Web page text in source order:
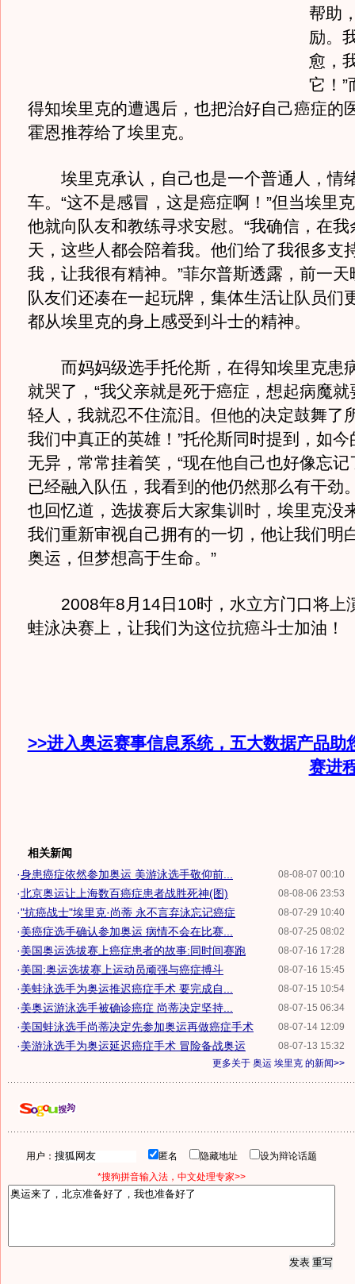
帮助
励。
愈，
它！”
得知埃里克的遭遇后，也把治好自己癌症的
霍恩推荐给了埃里克。
埃里克承认，自己也是一个普通人，情
车。“这不是感冒，这是癌症啊！”但当埃里
他就向队友和教练寻求安慰。“我确信，在我
天，这些人都会陪着我。他们给了我很多支
我，让我很有精神。”菲尔普斯透露，前一
队友们还凑在一起玩牌，集体生活让队员们
都从埃里克的身上感受到斗士的精神。
而妈妈级选手托伦斯，在得知埃里克患
就哭了，“我父亲就是死于癌症，想起病魔
轻人，我就忍不住流泪。但他的决定鼓舞了
我们中真正的英雄！”托伦斯同时提到，如
无异，常常挂着笑，“现在他自己也好像忘
已经融入队伍，我看到的他仍然那么有干劲
也回忆道，选拔赛后大家集训时，埃里克没
我们重新审视自己拥有的一切，他让我们明
奥运，但梦想高于生命。”
2008年8月14日10时，水立方门口将上
蛙泳决赛上，让我们为这位抗癌斗士加油！
>>进入奥运赛事信息系统，五大数据产品助
赛进
相关新闻
08-08-07 00:10
·身患癌症依然参加奥运 美游泳选手敬仰前...
08-08-06 23:53
·北京奥运让上海数百癌症患者战胜死神(图)
08-07-29 10:40
·"抗癌战士"埃里克·尚蒂 永不言弃泳忘记癌症
08-07-25 08:02
·美癌症选手确认参加奥运 病情不会在比赛...
08-07-16 17:28
·美国奥运选拔赛上癌症患者的故事:同时间赛跑
08-07-16 15:45
·美国:奥运选拔赛上运动员顽强与癌症搏斗
08-07-15 10:54
·美蛙泳选手为奥运推迟癌症手术 要完成自...
08-07-15 06:34
·美奥运游泳选手被确诊癌症 尚蒂决定坚持...
08-07-14 12:09
·美国蛙泳选手尚蒂决定先参加奥运再做癌症手术
08-07-13 15:32
·美游泳选手为奥运延迟癌症手术 冒险备战奥运
更多关于 奥运 埃里克 的新闻>>
用户： 匿名 隐藏地址
设为辩论话题
*搜狗拼音输入法，中文处理专家>>